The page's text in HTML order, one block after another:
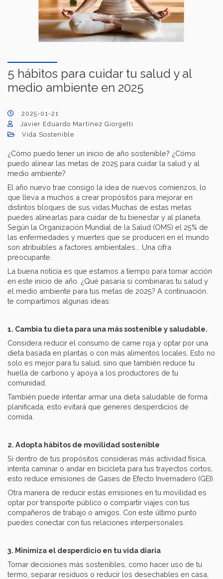
5 hábitos para cuidar tu salud y al
medio ambiente en 2025
2025-01-21
Javier Eduardo Martínez Giorgetti
Vida Sostenible
¿Cómo puedo tener un inicio de año sostenible? ¿Cómo
puedo alinear las metas de 2025 para cuidar la salud y al
medio ambiente?
El año nuevo trae consigo la idea de nuevos comienzos, lo
que lleva a muchos a crear propósitos para mejorar en
distintos bloques de sus vidas.Muchas de estas metas
puedes alinearlas para cuidar de tu bienestar y al planeta.
Según la Organización Mundial de la Salud (OMS) el 25% de
las enfermedades y muertes que se producen en el mundo
son atribuibles a factores ambientales... Una cifra
preocupante.
La buena noticia es que estamos a tiempo para tomar acción
en este inicio de año. ¿Qué pasaría si combinaras tu salud y
el medio ambiente para tus metas de 2025? A continuación,
te compartimos algunas ideas:
1. Cambia tu dieta para una más sostenible y saludable.
Considera reducir el consumo de carne roja y optar por una
dieta basada en plantas o con más alimentos locales. Esto no
solo es mejor para tu salud, sino que también reduce tu
huella de carbono y apoya a los productores de tu
comunidad.
También puede intentar armar una dieta saludable de forma
planificada, esto evitará que generes desperdicios de
comida.
2. Adopta hábitos de movilidad sostenible
Si dentro de tus propósitos consideras más actividad física,
intenta caminar o andar en bicicleta para tus trayectos cortos,
esto reduce emisiones de Gases de Efecto Invernadero (GEI).
Otra manera de reducir estás emisiones en tu movilidad es
optar por transporte público o compartir viajes con tus
compañeros de trabajo o amigos. Con este último punto
puedes conectar con tus relaciones interpersonales.
3. Minimiza el desperdicio en tu vida diaria
Tomar decisiones más sostenibles, como hacer uso de tu
termo, separar residuos o reducir los desechables en casa,